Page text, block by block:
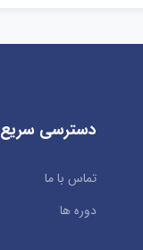
دسترسی سریع
تماس با ما
دوره ها